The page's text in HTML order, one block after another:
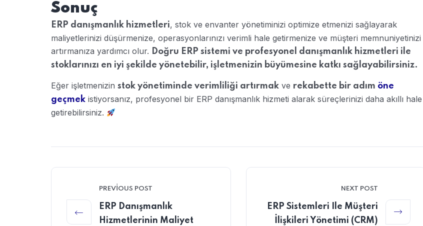
Sonuç
ERP danışmanlık hizmetleri, stok ve envanter yönetiminizi optimize etmenizi sağlayarak
maliyetlerinizi düşürmenize, operasyonlarınızı verimli hale getirmenize ve müşteri memnuniyetinizi
artırmanıza yardımcı olur. Doğru ERP sistemi ve profesyonel danışmanlık hizmetleri ile
stoklarınızı en iyi şekilde yönetebilir, işletmenizin büyümesine katkı sağlayabilirsiniz.
Eğer işletmenizin stok yönetiminde verimliliği artırmak ve rekabette bir adım öne
geçmek istiyorsanız, profesyonel bir ERP danışmanlık hizmeti alarak süreçlerinizi daha akıllı hale
getirebilirsiniz.
PREVIOUS POST
ERP Danışmanlık
Hizmetlerinin Maliyet
NEXT POST
ERP Sistemleri Ile Müşteri
İlişkileri Yönetimi (CRM)